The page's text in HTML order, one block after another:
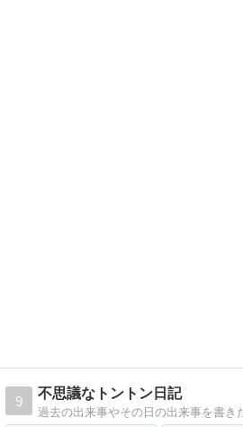
9
不思議なトントン日記